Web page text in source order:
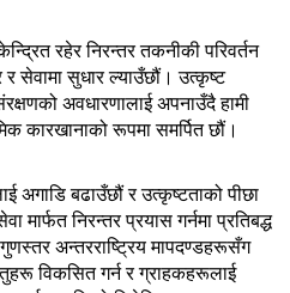
रहेर निरन्तर तकनीकी परिवर्तन
र सेवामा सुधार ल्याउँछौं। उत्कृष्ट
अवधारणालाई अपनाउँदै हामी
कारखानाको रूपमा समर्पित छौं।
अगाडि बढाउँछौं र उत्कृष्टताको पीछा
मार्फत निरन्तर प्रयास गर्नमा प्रतिबद्ध
अन्तरराष्ट्रिय मापदण्डहरूसँग
विकसित गर्न र ग्राहकहरूलाई